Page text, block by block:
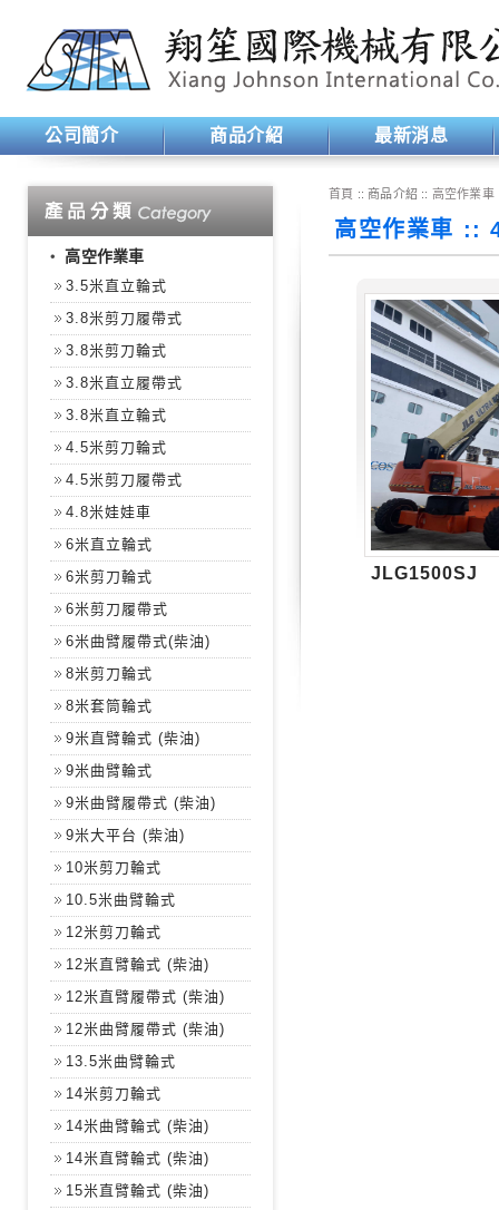
公司簡介 商品介紹 最新消息
‧高空作業車
3.5米直立輪式
3.8米剪刀履帶式
3.8米剪刀輪式
3.8米直立履帶式
3.8米直立輪式
4.5米剪刀輪式
4.5米剪刀履帶式
4.8米娃娃車
6米直立輪式
6米剪刀輪式
6米剪刀履帶式
6米曲臂履帶式(柴油)
8米剪刀輪式
8米套筒輪式
9米直臂輪式 (柴油)
9米曲臂輪式
9米曲臂履帶式 (柴油)
9米大平台 (柴油)
10米剪刀輪式
10.5米曲臂輪式
12米剪刀輪式
12米直臂輪式 (柴油)
12米直臂履帶式 (柴油)
12米曲臂履帶式 (柴油)
13.5米曲臂輪式
14米剪刀輪式
14米曲臂輪式 (柴油)
14米直臂輪式 (柴油)
15米直臂輪式 (柴油)
首頁 :: 商品介紹 :: 高空作業車
高空作業車 ::
JLG1500SJ